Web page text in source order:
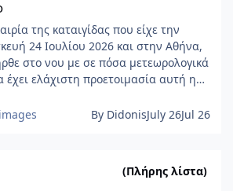
της καταιγίδας που είχε την
24 Ιουλίου 2026 και στην Αθήνα,
στο νου με σε πόσα μετεωρολογικά
έχει ελάχιστη προετοιμασία αυτή η
By DidonisJuly 26Jul 26
(Πλήρης λίστα)